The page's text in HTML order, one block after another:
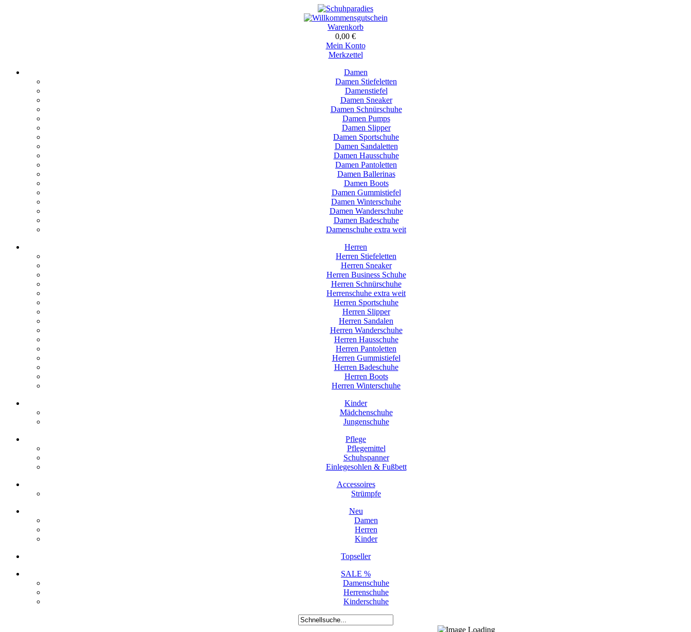
Warenkorb
0,00 €
Mein Konto
Merkzettel
Damen
Damen Stiefeletten
Damenstiefel
Damen Sneaker
Damen Schnürschuhe
Damen Pumps
Damen Slipper
Damen Sportschuhe
Damen Sandaletten
Damen Hausschuhe
Damen Pantoletten
Damen Ballerinas
Damen Boots
Damen Gummistiefel
Damen Winterschuhe
Damen Wanderschuhe
Damen Badeschuhe
Damenschuhe extra weit
Herren
Herren Stiefeletten
Herren Sneaker
Herren Business Schuhe
Herren Schnürschuhe
Herrenschuhe extra weit
Herren Sportschuhe
Herren Slipper
Herren Sandalen
Herren Wanderschuhe
Herren Hausschuhe
Herren Pantoletten
Herren Gummistiefel
Herren Badeschuhe
Herren Boots
Herren Winterschuhe
Kinder
Mädchenschuhe
Jungenschuhe
Pflege
Pflegemittel
Schuhspanner
Einlegesohlen & Fußbett
Accessoires
Strümpfe
Neu
Damen
Herren
Kinder
Topseller
SALE %
Damenschuhe
Herrenschuhe
Kinderschuhe